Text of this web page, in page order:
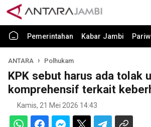
Pemerintahan Kabar Jambi
ANTARA Polhukam
KPK sebut harus ada tolak
komprehensif terkait
Kamis, 21 Mei 2026 14:43